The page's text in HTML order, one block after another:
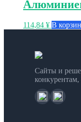
114,84 ¥ В
Сайты и